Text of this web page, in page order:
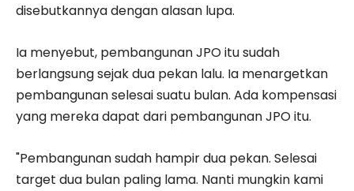
disebutkannya dengan alasan lupa.
Ia menyebut, pembangunan JPO itu sudah
berlangsung sejak dua pekan lalu. Ia menargetkan
pembangunan selesai suatu bulan. Ada kompensasi
yang mereka dapat dari pembangunan JPO itu.
"Pembangunan sudah hampir dua pekan. Selesai
target dua bulan paling lama. Nanti mungkin kami